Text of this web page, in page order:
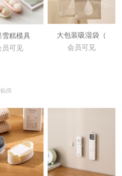
雪糕模具
员可见
大包装吸湿袋（
会员可见